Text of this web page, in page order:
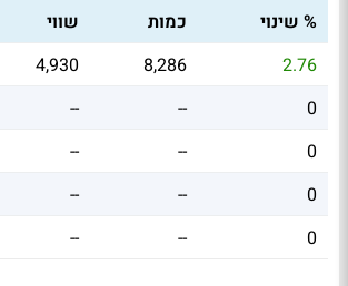
% שינוי כמות שווי
2.76
8,286
4,930
0
--
--
0
--
--
0
--
--
0
--
--